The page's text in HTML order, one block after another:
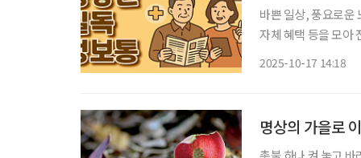
바쁜 일상, 풍요로운
자체 혜택 등을 모아 전달 드립니다. 남산 가을소풍,
2025-10-17 14:18
명상의 가을로